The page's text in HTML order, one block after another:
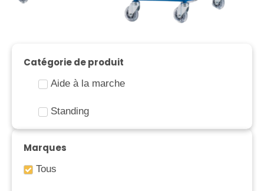
Catégorie de produit
Aide à la marche
Standing
Marques
Tous